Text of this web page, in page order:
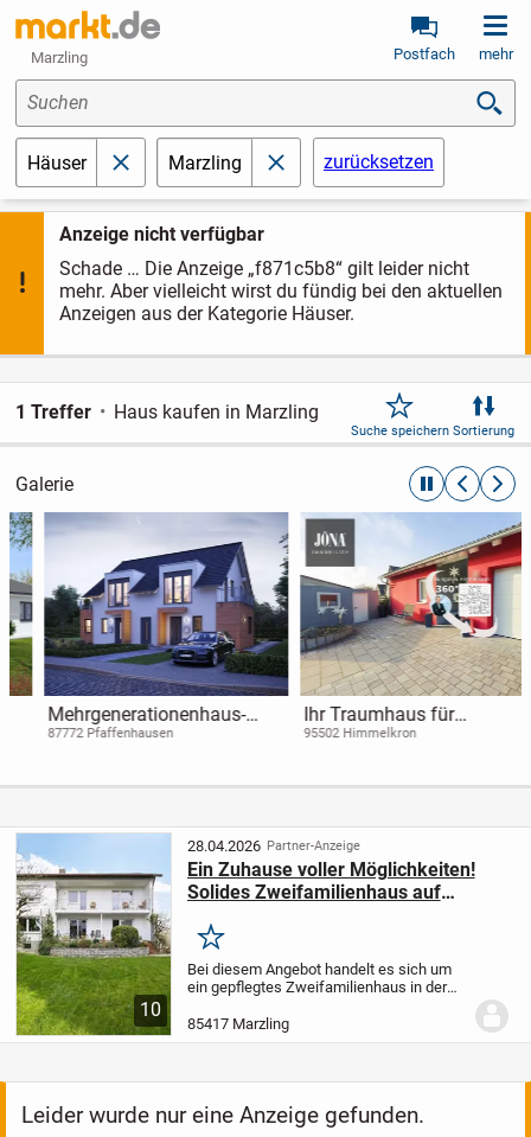
Marzling Postfach mehr
Anzeige nicht verfügbar
Schade … Die Anzeige „f871c5b8“ gilt leider nicht
mehr. Aber vielleicht wirst du fündig bei den aktuellen
Anzeigen aus der Kategorie Häuser.
Suchen
Häuser schließenMarzling schließenzurücksetzen
1 Treffer Haus kaufen in Marzling
Suche speichern Sortierung
Galerie automatische
Mehrgenerationenhaus-
Zusammenleben für jung
87772 Pfaffenhausen
Ihr Traumhaus für
modernes
95502 Himmelkron
10
28.04.2026 Partner-Anzeige
Ein Zuhause voller Möglichkeiten!
Solides Zweifamilienhaus auf
Merken
Bei diesem Angebot handelt es sich um
ein gepflegtes Zweifamilienhaus in der
Freising.Das Gebäude wurde ursprünglich
als Einfamilienhaus im Jahr 1957 in
85417 Marzling
Leider wurde nur eine Anzeige gefunden.